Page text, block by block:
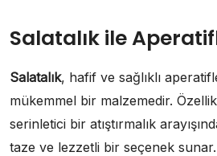
Salatalık ile
Salatalık, hafif ve sağlıklı
mükemmel bir malzemedir.
serinletici bir atıştırmalık
taze ve lezzetli bir seçenek